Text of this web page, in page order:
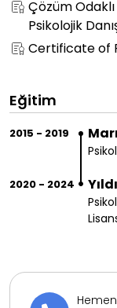
Çözüm
Psikolojik
Certificate of
Eğitim
2015 - 2019
2020 - 2024